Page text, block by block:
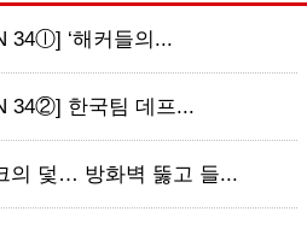
34ⓛ] ‘해커들의...
34②] 한국팀 데프...
의 덫… 방화벽 뚫고 들...